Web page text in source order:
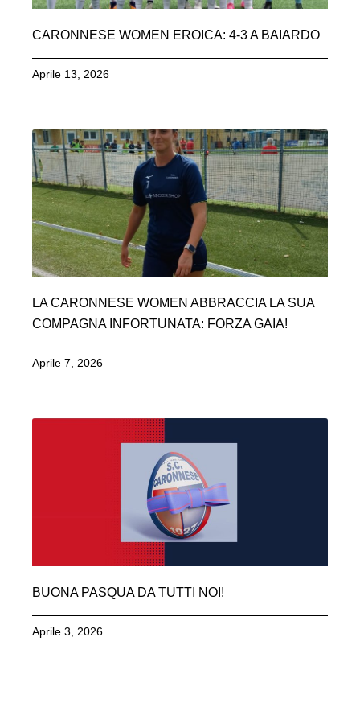
CARONNESE WOMEN EROICA: 4-3 A BAIARDO
Aprile 13, 2026
LA CARONNESE WOMEN ABBRACCIA LA SUA
COMPAGNA INFORTUNATA: FORZA GAIA!
Aprile 7, 2026
BUONA PASQUA DA TUTTI NOI!
Aprile 3, 2026